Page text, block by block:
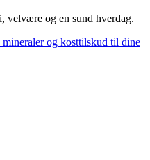
velvære og en sund hverdag.
og kosttilskud til dine